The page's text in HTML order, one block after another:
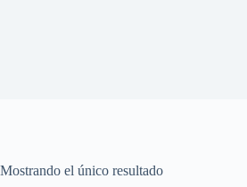
Mostrando el único resultado